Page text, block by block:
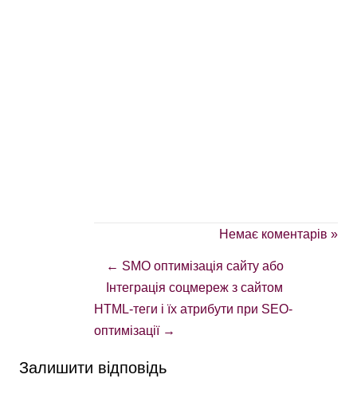
Немає коментарів »
← SMO оптимізація сайту або
Інтеграція соцмереж з сайтом
HTML-теги і їх атрибути при SEO-
оптимізації →
Залишити відповідь